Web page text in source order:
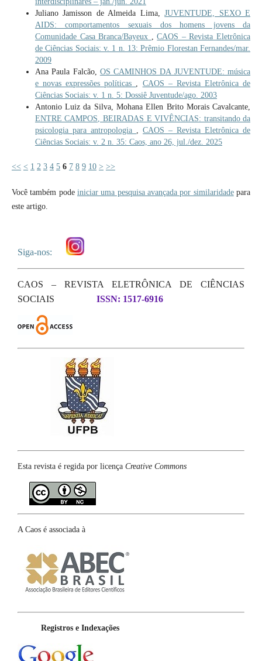
Juliano Jamisson de Almeida Lima,JUVENTUDE, SEXO E
AIDS: comportamentos sexuais dos homens jovens da
Comunidade Casa Branca/Bayeux ,CAOS – Revista Eletrônica
de Ciências Sociais: v. 1 n. 13: Prêmio Florestan Fernandes/mar.
2009
Ana Paula Falcão, OS CAMINHOS DA JUVENTUDE: música
e novas expressões políticas , CAOS – Revista Eletrônica de
Ciências Sociais: v. 1 n. 5: Dossiê Juventude/ago. 2003
Antonio Luiz da Silva, Mohana Ellen Brito Morais Cavalcante,
ENTRE CAMPOS, BEIRADAS E VIVÊNCIAS: transitando da
psicologia para antropologia ,CAOS – Revista Eletrônica de
Ciências Sociais: v. 2 n. 35: Caos, ano 26, jul./dez. 2025
<< < 1 2 3 4 5 6 7 8 9 10 > >>
Você também pode iniciar uma pesquisa avançada por similaridadepara
este artigo.
Siga-nos:
CAOS – REVISTA ELETRÔNICA DE CIÊNCIAS
SOCIAIS
ISSN: 1517-6916
Esta revista é regida por licença Creative Commons
A Caos é associada à
Registros e Indexações